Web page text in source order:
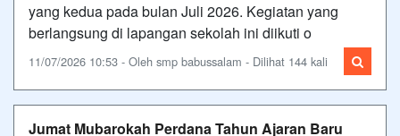
yang kedua pada bulan Juli 2026. Kegiatan yang
berlangsung di lapangan sekolah ini diikuti o
11/07/2026 10:53 - Oleh smp babussalam - Dilihat 144 kali
Jumat Mubarokah Perdana Tahun Ajaran Baru